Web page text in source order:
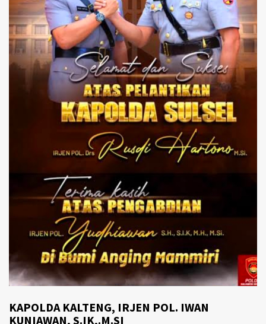
KAPOLDA KALTENG, IRJEN POL. IWAN
KUNIAWAN, S.IK,.M.SI